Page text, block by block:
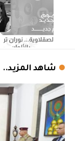
شاهد المزيد..